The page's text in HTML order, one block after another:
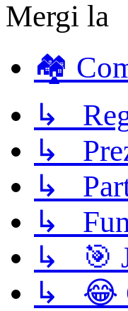
Mergi la
🏘️
↳
↳
↳
↳
↳ 🎯
↳ 😂